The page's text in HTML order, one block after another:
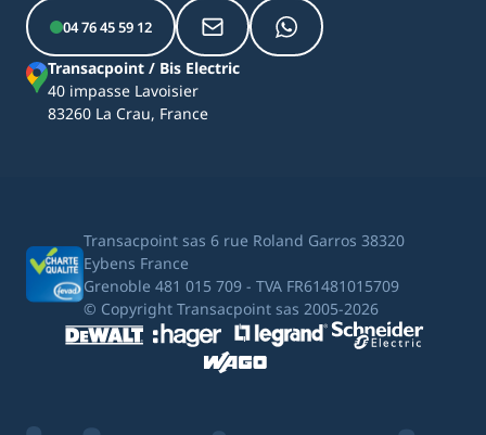
04 76 45 59 12
Transacpoint / Bis Electric
40 impasse Lavoisier
83260 La Crau, France
Transacpoint sas 6 rue Roland Garros 38320
Eybens France
Grenoble 481 015 709 - TVA FR61481015709
© Copyright Transacpoint sas 2005-2026